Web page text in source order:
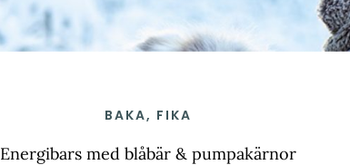
BAKA, FIKA
Energibars med blåbär & pumpakärnor